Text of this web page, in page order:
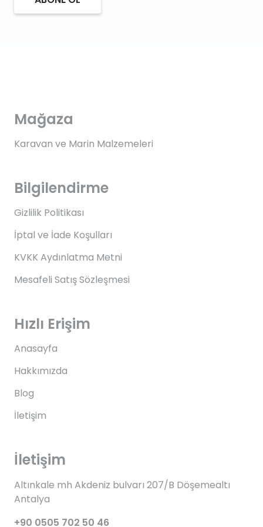
Mağaza
Karavan ve Marin Malzemeleri
Bilgilendirme
Gizlilik Politikası
İptal ve İade Koşulları
KVKK Aydınlatma Metni
Mesafeli Satış Sözleşmesi
Hızlı Erişim
Anasayfa
Hakkımızda
Blog
İletişim
İletişim
Altınkale mh Akdeniz bulvarı 207/B Döşemealtı
Antalya
+90 0505 702 50 46